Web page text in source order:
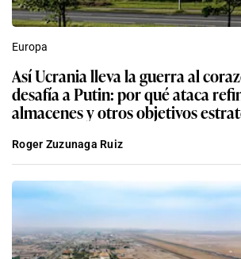
Europa
Así Ucrania lleva la guerra al
desafía a Putin: por qué ataca
almacenes y otros objetivos
Roger Zuzunaga Ruiz